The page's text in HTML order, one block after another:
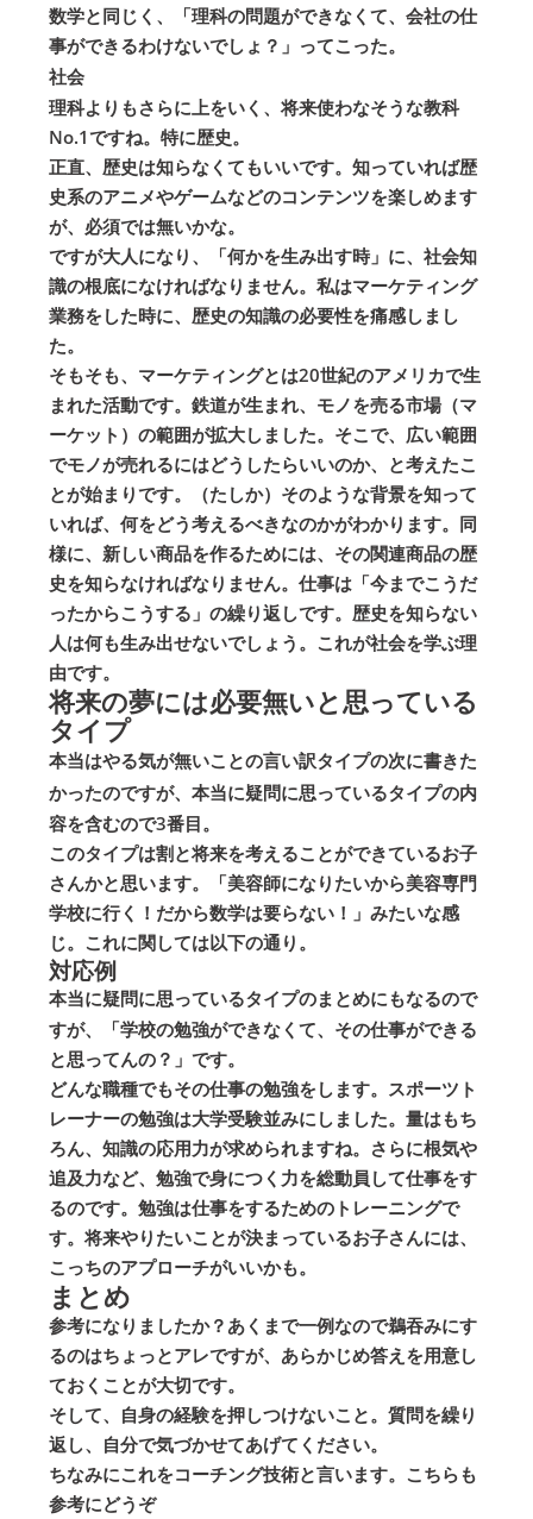
数学と同じく、「理科の問題ができなくて、会社の仕
事ができるわけないでしょ？」ってこった。
社会
理科よりもさらに上をいく、将来使わなそうな教科
No.1ですね。特に歴史。
正直、歴史は知らなくてもいいです。知っていれば歴
史系のアニメやゲームなどのコンテンツを楽しめます
が、必須では無いかな。
ですが大人になり、「何かを生み出す時」に、社会知
識の根底になければなりません。私はマーケティング
業務をした時に、歴史の知識の必要性を痛感しまし
た。
そもそも、マーケティングとは20世紀のアメリカで生
まれた活動です。鉄道が生まれ、モノを売る市場（マ
ーケット）の範囲が拡大しました。そこで、広い範囲
でモノが売れるにはどうしたらいいのか、と考えたこ
とが始まりです。（たしか）そのような背景を知って
いれば、何をどう考えるべきなのかがわかります。同
様に、新しい商品を作るためには、その関連商品の歴
史を知らなければなりません。仕事は「今までこうだ
ったからこうする」の繰り返しです。歴史を知らない
人は何も生み出せないでしょう。これが社会を学ぶ理
由です。
将来の夢には必要無いと思っている
タイプ
本当はやる気が無いことの言い訳タイプの次に書きた
かったのですが、本当に疑問に思っているタイプの内
容を含むので3番目。
このタイプは割と将来を考えることができているお子
さんかと思います。「美容師になりたいから美容専門
学校に行く！だから数学は要らない！」みたいな感
じ。これに関しては以下の通り。
対応例
本当に疑問に思っているタイプのまとめにもなるので
すが、「学校の勉強ができなくて、その仕事ができる
と思ってんの？」です。
どんな職種でもその仕事の勉強をします。スポーツト
レーナーの勉強は大学受験並みにしました。量はもち
ろん、知識の応用力が求められますね。さらに根気や
追及力など、勉強で身につく力を総動員して仕事をす
るのです。勉強は仕事をするためのトレーニングで
す。将来やりたいことが決まっているお子さんには、
こっちのアプローチがいいかも。
まとめ
参考になりましたか？あくまで一例なので鵜吞みにす
るのはちょっとアレですが、あらかじめ答えを用意し
ておくことが大切です。
そして、自身の経験を押しつけないこと。質問を繰り
返し、自分で気づかせてあげてください。
ちなみにこれをコーチング技術と言います。こちらも
参考にどうぞ